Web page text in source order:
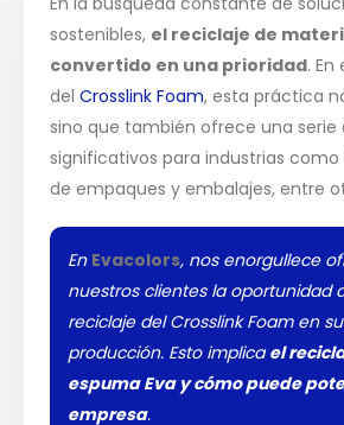
sostenibles, el reciclaje de
convertido en una prioridad.
delCrosslink Foam, esta práctica
sino que también ofrece una serie
significativos para industrias
de empaques y embalajes, entre
En Evacolors, nos enorgullece
nuestros clientes la oportunidad
reciclaje del Crosslink Foam en
producción. Esto implicael
espuma Eva y cómo puede
empresa.